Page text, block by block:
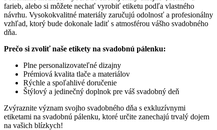
farieb, alebo si môžete nechať vyrobiť etiketu podľa vlastného
návrhu. Vysokokvalitné materiály zaručujú odolnosť a profesionálny
vzhľad, ktorý bude dokonale ladiť s atmosférou vášho svadobného
dňa.
Prečo si zvoliť naše etikety na svadobnú pálenku:
Plne personalizovateľné dizajny
Prémiová kvalita tlače a materiálov
Rýchle a spoľahlivé doručenie
Štýlový a jedinečný doplnok pre váš svadobný deň
Zvýraznite význam svojho svadobného dňa s exkluzívnymi
etiketami na svadobnú pálenku, ktoré určite zanechajú trvalý dojem
na vašich blízkych!